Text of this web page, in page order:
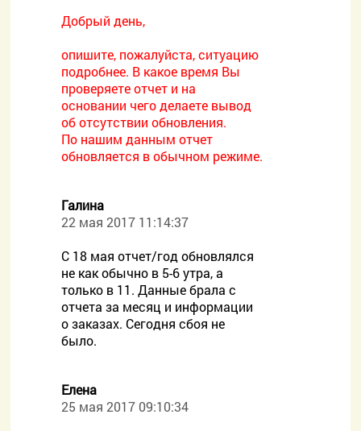
Добрый день,
опишите, пожалуйста, ситуацию
подробнее. В какое время Вы
проверяете отчет и на
основании чего делаете вывод
об отсутствии обновления.
По нашим данным отчет
обновляется в обычном режиме.
Галина
22 мая 2017 11:14:37
С 18 мая отчет/год обновлялся
не как обычно в 5-6 утра, а
только в 11. Данные брала с
отчета за месяц и информации
о заказах. Сегодня сбоя не
было.
Елена
25 мая 2017 09:10:34